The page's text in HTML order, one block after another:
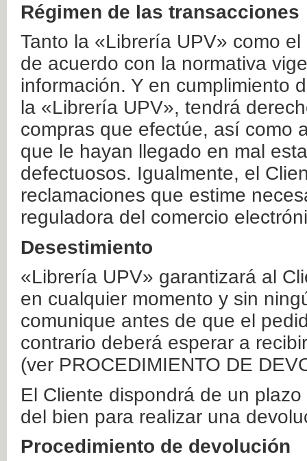
Régimen de las transacciones
Tanto la «Librería UPV» como
de acuerdo con la normativa
información. Y en cumplimiento
la «Librería UPV», tendrá
compras que efectúe, así como
que le hayan llegado en mal
defectuosos. Igualmente, el
reclamaciones que estime
reguladora del comercio
Desestimiento
«Librería UPV» garantizará al
en cualquier momento y sin
comunique antes de que el
contrario deberá esperar a
(ver PROCEDIMIENTO DE
El Cliente dispondrá de un
del bien para realizar una
Procedimiento de devolución